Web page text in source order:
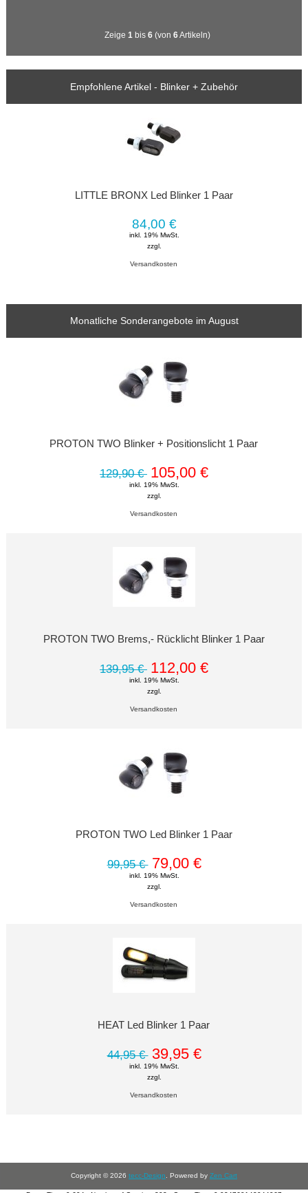
Zeige 1 bis 6 (von 6Artikeln)
Empfohlene Artikel - Blinker + Zubehör
LITTLE BRONX Led Blinker 1 Paar
84,00 €
inkl. 19% MwSt.
zzgl.
Versandkosten
Monatliche Sonderangebote im August
PROTON TWO Blinker + Positionslicht 1 Paar
129,90 € 105,00 €
inkl. 19% MwSt.
zzgl.
Versandkosten
PROTON TWO Brems,- Rücklicht Blinker 1 Paar
139,95 € 112,00 €
inkl. 19% MwSt.
zzgl.
Versandkosten
PROTON TWO Led Blinker 1 Paar
99,95 € 79,00 €
inkl. 19% MwSt.
zzgl.
Versandkosten
HEAT Led Blinker 1 Paar
44,95 € 39,95 €
inkl. 19% MwSt.
zzgl.
Versandkosten
Copyright © 2026 tecc-Design . Powered by Zen Cart